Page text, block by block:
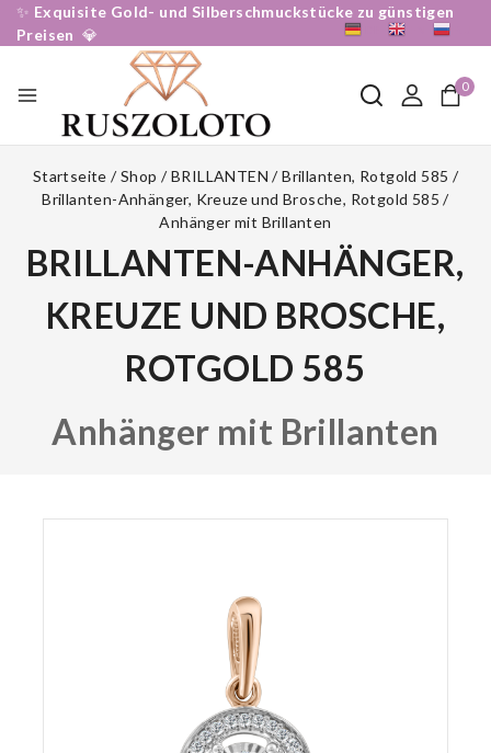
✨ Exquisite Gold- und Silberschmuckstücke zu günstigen
Preisen 💎
0
Startseite / Shop / BRILLANTEN / Brillanten, Rotgold 585 /
Brillanten-Anhänger, Kreuze und Brosche, Rotgold 585 /
Anhänger mit Brillanten
BRILLANTEN-ANHÄNGER,
KREUZE UND BROSCHE,
ROTGOLD 585
Anhänger mit Brillanten